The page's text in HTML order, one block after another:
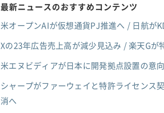
最新ニュースのおすすめコンテンツ
米オープンAIが仮想通貨PJ推進へ / 日航が
Xの23年広告売上高が減少見込み / 楽天Gが
米エヌビディアが日本に開発拠点設置の意
シャープがファーウェイと特許ライセンス
消へ